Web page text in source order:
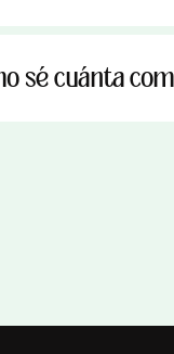
sé cuánta